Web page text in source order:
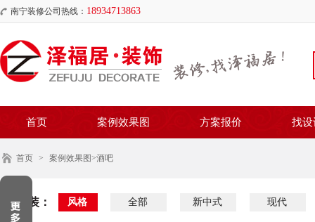
南宁装修公司热线： 18934713863
首页 案例效果图 方案报价 找设
首页 > 案例效果图>酒吧
家装： 风格 全部 新中式 现代